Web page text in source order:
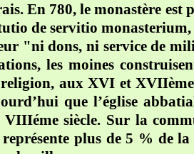
En 780, le monastère
de servitio monasterium,
"ni dons, ni service de
les moines
aux XVI et
que l’église
siècle. Sur la
plus de 5 % de